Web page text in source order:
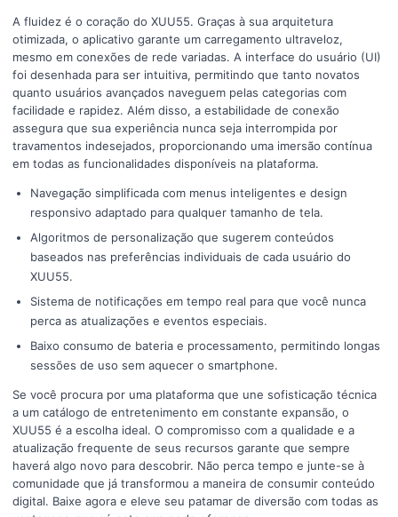
A fluidez é o coração do XUU55. Graças à sua arquitetura
otimizada, o aplicativo garante um carregamento ultraveloz,
mesmo em conexões de rede variadas. A interface do usuário (UI)
foi desenhada para ser intuitiva, permitindo que tanto novatos
quanto usuários avançados naveguem pelas categorias com
facilidade e rapidez. Além disso, a estabilidade de conexão
assegura que sua experiência nunca seja interrompida por
travamentos indesejados, proporcionando uma imersão contínua
em todas as funcionalidades disponíveis na plataforma.
Navegação simplificada com menus inteligentes e design
responsivo adaptado para qualquer tamanho de tela.
Algoritmos de personalização que sugerem conteúdos
baseados nas preferências individuais de cada usuário do
XUU55.
Sistema de notificações em tempo real para que você nunca
perca as atualizações e eventos especiais.
Baixo consumo de bateria e processamento, permitindo longas
sessões de uso sem aquecer o smartphone.
Se você procura por uma plataforma que une sofisticação técnica
a um catálogo de entretenimento em constante expansão, o
XUU55 é a escolha ideal. O compromisso com a qualidade e a
atualização frequente de seus recursos garante que sempre
haverá algo novo para descobrir. Não perca tempo e junte-se à
comunidade que já transformou a maneira de consumir conteúdo
digital. Baixe agora e eleve seu patamar de diversão com todas as